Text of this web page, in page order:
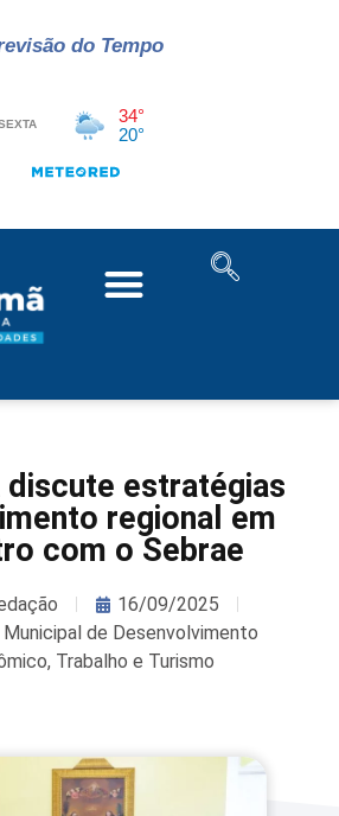
do Tempo
discute estratégias
regional em
com o Sebrae
16/09/2025
de Desenvolvimento
Trabalho e Turismo